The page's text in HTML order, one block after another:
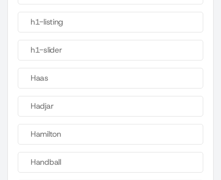
h1-listing
h1-slider
Haas
Hadjar
Hamilton
Handball